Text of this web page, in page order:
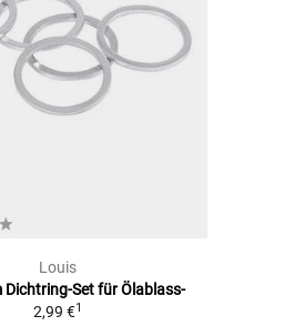
Louis
Dichtring-Set für Ölablass-
2,99 €1